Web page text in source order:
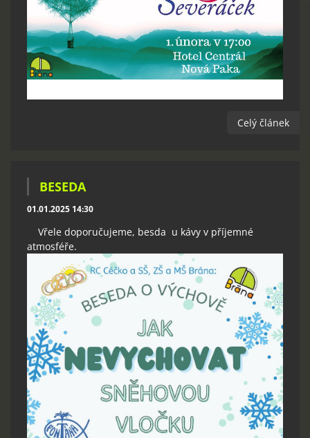
Celý článek
BESEDA
01.01.2025 14:30
Vřele doporučujeme, besda u kávy v příjemné
atmosféře.